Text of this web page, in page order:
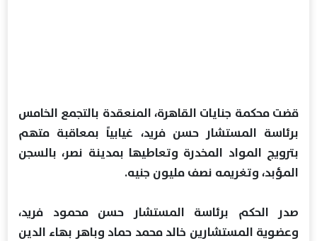
قضت محكمة جنايات القاهرة، المنعقدة بالتجمع الخامس
برئاسة المستشار حسن فريد، غيابياً بمعاقبة متهم
بترويج المواد المخدرة وتعاطيها بمدينة نصر، بالسجن
المؤبد، وتغريمه نصف مليون جنيه.
صدر الحكم برئاسة المستشار حسن محمود فريد،
وعضوية المستشارين خالد محمد حماد وباهر بهاء الدين